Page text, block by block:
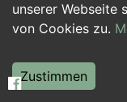
unserer Webseite
von Cookies zu.
Zustimmen
Hilfskräfte,
Weiterbildung,